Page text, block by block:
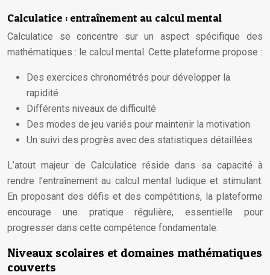
Calculatice : entraînement au calcul mental
Calculatice se concentre sur un aspect spécifique des
mathématiques : le calcul mental. Cette plateforme propose :
Des exercices chronométrés pour développer la
rapidité
Différents niveaux de difficulté
Des modes de jeu variés pour maintenir la motivation
Un suivi des progrès avec des statistiques détaillées
L’atout majeur de Calculatice réside dans sa capacité à
rendre l’entraînement au calcul mental ludique et stimulant.
En proposant des défis et des compétitions, la plateforme
encourage une pratique régulière, essentielle pour
progresser dans cette compétence fondamentale.
Niveaux scolaires et domaines mathématiques
couverts